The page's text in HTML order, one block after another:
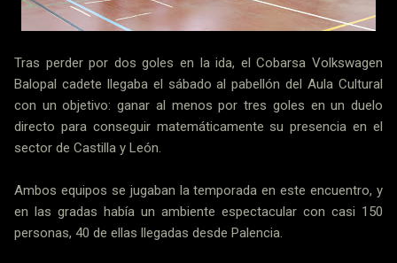
Tras perder por dos goles en la ida, el Cobarsa Volkswagen
Balopal cadete llegaba el sábado al pabellón del Aula Cultural
con un objetivo: ganar al menos por tres goles en un duelo
directo para conseguir matemáticamente su presencia en el
sector de Castilla y León.
Ambos equipos se jugaban la temporada en este encuentro, y
en las gradas había un ambiente espectacular con casi 150
personas, 40 de ellas llegadas desde Palencia.